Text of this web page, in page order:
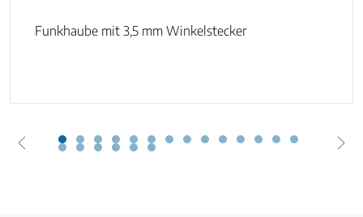
Funkhaube mit 3,5 mm Winkelstecker